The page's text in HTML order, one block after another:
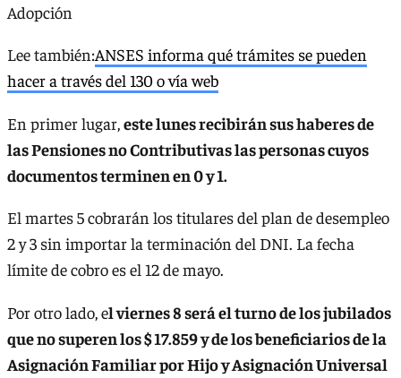
Adopción
Lee también:ANSES informa qué trámites se pueden
hacer a través del 130 o vía web
En primer lugar,este lunes recibirán sus haberes de
las Pensiones no Contributivas las personas cuyos
documentos terminen en 0 y 1.
El martes 5 cobrarán los titulares del plan de desempleo
2 y 3 sin importar la terminación del DNI. La fecha
límite de cobro es el 12 de mayo.
Por otro lado, el viernes 8 será el turno de los jubilados
que no superen los $ 17.859 y de los beneficiarios de la
Asignación Familiar por Hijo y Asignación Universal